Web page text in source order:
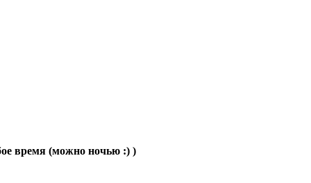
время (можно ночью :) )